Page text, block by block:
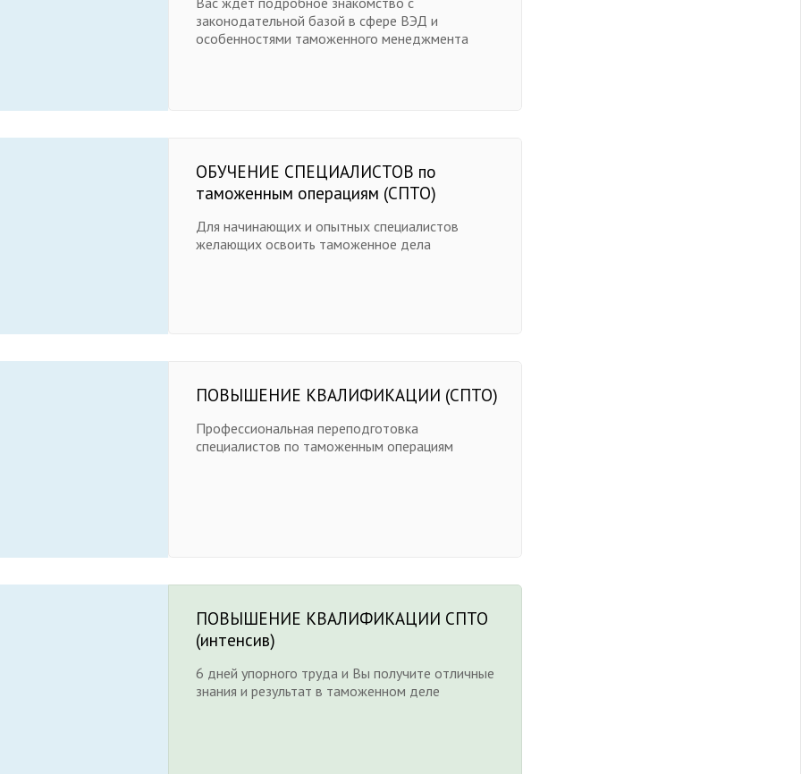
законодательной базой в сфере ВЭД и
особенностями таможенного менеджмента
ОБУЧЕНИЕ СПЕЦИАЛИСТОВ по
таможенным операциям (СПТО)
Для начинающих и опытных специалистов
желающих освоить таможенное дела
ПОВЫШЕНИЕ КВАЛИФИКАЦИИ (СПТО)
Профессиональная переподготовка
специалистов по таможенным операциям
ПОВЫШЕНИЕ КВАЛИФИКАЦИИ СПТО
(интенсив)
6 дней упорного труда и Вы получите отличные
знания и результат в таможенном деле